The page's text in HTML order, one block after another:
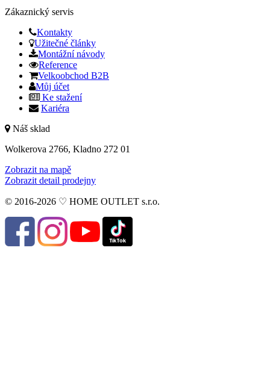
Zákaznický servis
Kontakty
Užitečné články
Montážní návody
Reference
Velkoobchod B2B
Můj účet
Ke stažení
Kariéra
Náš sklad
Wolkerova 2766, Kladno 272 01
Zobrazit na mapě
Zobrazit detail prodejny
© 2016-2026 ♡ HOME OUTLET s.r.o.